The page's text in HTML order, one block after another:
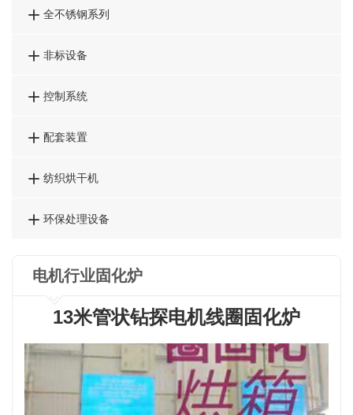
 全不锈钢系列
 非标设备
 控制系统
 配套装置
 纺织烘干机
 环保处理设备
电机行业固化炉
13米管状钻探电机线圈固化炉